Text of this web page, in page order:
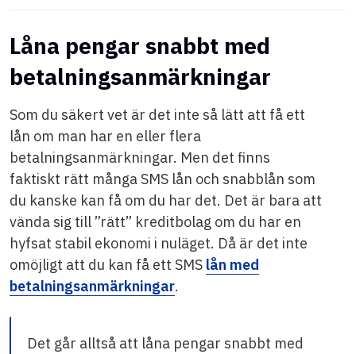
Låna pengar snabbt med
betalningsanmärkningar
Som du säkert vet är det inte så lätt att få ett
lån om man har en eller flera
betalningsanmärkningar. Men det finns
faktiskt rätt många SMS lån och snabblån som
du kanske kan få om du har det. Det är bara att
vända sig till ”rätt” kreditbolag om du har en
hyfsat stabil ekonomi i nuläget. Då är det inte
omöjligt att du kan få ett SMS lån med
betalningsanmärkningar.
Det går alltså att låna pengar snabbt med